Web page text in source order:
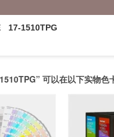
17-1510TPG
可以在以下实物色